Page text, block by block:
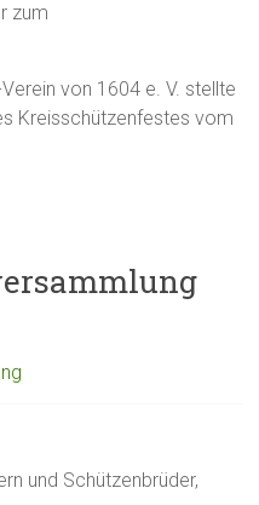
zum
von 1604 e. V. stellte
Kreisschützenfestes vom
und Schützenbrüder,